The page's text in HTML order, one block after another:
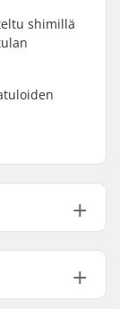
shimillä